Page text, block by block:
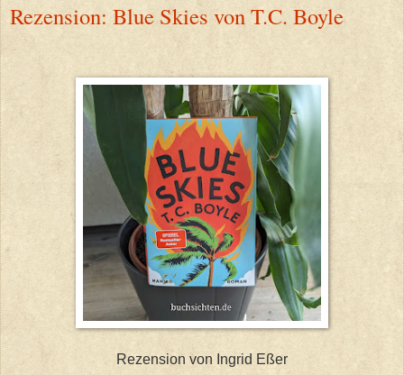
Rezension: Blue Skies von T.C. Boyle
Rezension von Ingrid Eßer